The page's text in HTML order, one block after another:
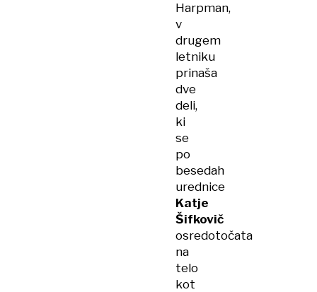
Harpman,
v
drugem
letniku
prinaša
dve
deli,
ki
se
po
besedah
urednice
Katje
Šifkovič
osredotočata
na
telo
kot